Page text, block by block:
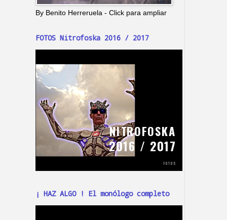
By Benito Herreruela - Click para ampliar
FOTOS Nitrofoska 2016 / 2017
¡ HAZ ALGO ! El monólogo completo